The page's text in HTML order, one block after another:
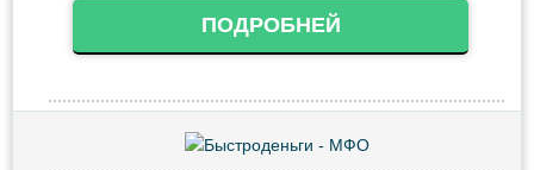
ПОДРОБНЕЙ